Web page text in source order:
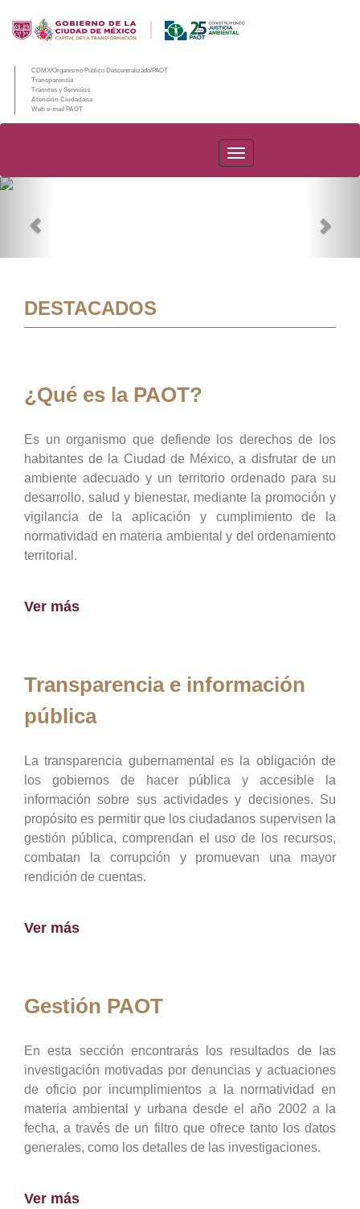
CDMX/Organismo Público Descentralizado/PAOT
Transparencia
Trámites y Servicios
Atención Ciudadana
Web e-mail PAOT
PAOT
DESTACADOS
¿Qué es la PAOT?
Es un organismo que defiende los derechos de los
habitantes de la Ciudad de México, a disfrutar de un
ambiente adecuado y un territorio ordenado para su
desarrollo, salud y bienestar, mediante la promoción y
vigilancia de la aplicación y cumplimiento de la
normatividad en materia ambiental y del ordenamiento
territorial.
Ver más
Transparencia e información
pública
La transparencia gubernamental es la obligación de
los gobiernos de hacer pública y accesible la
información sobre sus actividades y decisiones. Su
propósito es permitir que los ciudadanos supervisen la
gestión pública, comprendan el uso de los recursos,
combatan la corrupción y promuevan una mayor
rendición de cuentas.
Ver más
Gestión PAOT
En esta sección encontrarás los resultados de las
investigación motivadas por denuncias y actuaciones
de oficio por incumplimientos a la normatividad en
materia ambiental y urbana desde el año 2002 a la
fecha, a través de un filtro que ofrece tanto los datos
generales, como los detalles de las investigaciones.
Ver más